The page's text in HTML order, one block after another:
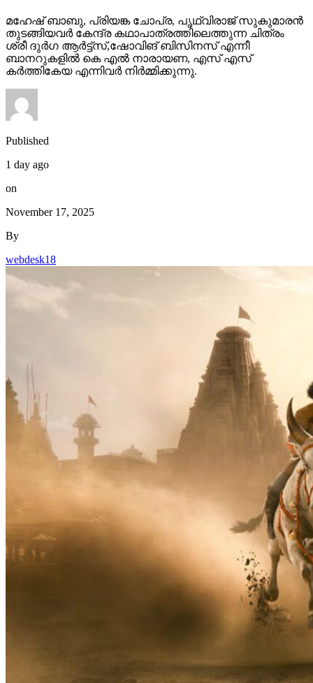
മഹേഷ് ബാബു, പ്രിയങ്ക ചോപ്ര, പൃഥ്വിരാജ് സുകുമാരൻ
തുടങ്ങിയവർ കേന്ദ്ര കഥാപാത്രത്തിലെത്തുന്ന ചിത്രം
ശ്രീ ദുർഗ ആർട്ട്സ്,ഷോവിങ് ബിസിനസ് എന്നീ
ബാനറുകളിൽ കെ എൽ നാരായണ, എസ് എസ്
കർത്തികേയ എന്നിവർ നിർമ്മിക്കുന്നു.
Published
1 day ago
on
November 17, 2025
By
webdesk18